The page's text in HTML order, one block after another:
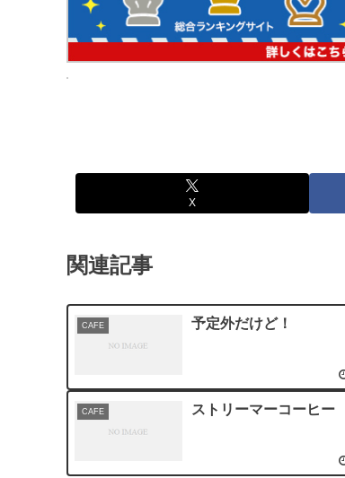
X
関連記事
CAFE 予定外だけど！
CAFE ストリーマーコーヒー